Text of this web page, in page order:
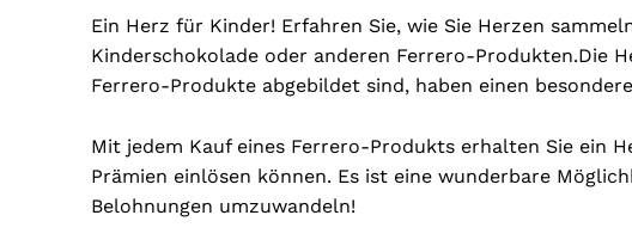
Ein Herz für Kinder! Erfahren Sie, wie Sie Herzen
Kinderschokolade oder anderen Ferrero-Produkten.Die
Ferrero-Produkte abgebildet sind, haben einen
Mit jedem Kauf eines Ferrero-Produkts erhalten Sie ein
Prämien einlösen können. Es ist eine wunderbare
Belohnungen umzuwandeln!